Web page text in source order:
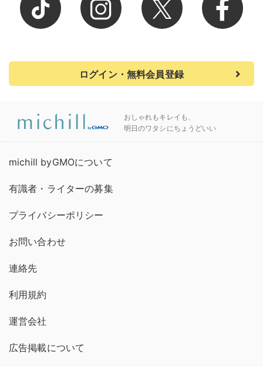
ログイン・無料会員登録
おしゃれもキレイも、
明日のワタシにちょうどいい
michill byGMOについて
有識者・ライターの募集
プライバシーポリシー
お問い合わせ
連絡先
利用規約
運営会社
広告掲載について